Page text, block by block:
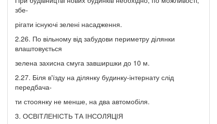
збе-
рігати існуючі зелені насадження.
2.26. По вільному від забудови периметру ділянки
влаштовується
зелена захисна смуга завширшки до 10 м.
2.27. Біля в'їзду на ділянку будинку-інтернату слід
передбача-
ти стооянку не менше, на два автомобіля.
3. ОСВІТЛЕНІСТЬ ТА ІНСОЛЯЦІЯ